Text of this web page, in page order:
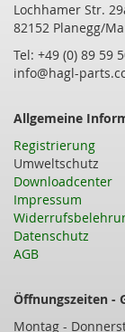
Lochhamer Str.
82152 Planegg/
Tel: +49 (0) 89 59
info@hagl-
Allgemeine
Registrierung
Umweltschutz
Downloadcenter
Impressum
Datenschutz
AGB
Öffnungszeiten -
Montag -